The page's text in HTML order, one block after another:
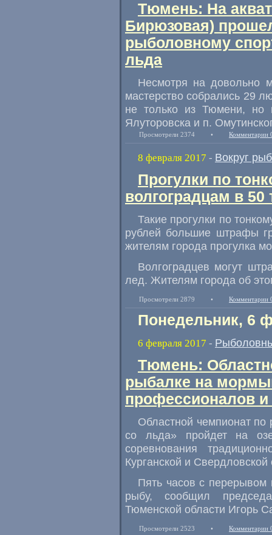
Тюмень: На
Бирюзовая)
рыболовному
льда
Несмотря на довольно
мастерство собрались 29
не только из Тюмени,
но
Ялуторовска и п.
Просмотрели 2374 • Комментарии
8 февраля 2017 - Вокруг
Прогулки по
волгоградцам в
Такие прогулки по
рублей большие штрафы
жителям города прогулка
Волгоградцев могут
лед. Жителям города об
Просмотрели 2879 • Комментарии
Понедельник, 6
6 февраля 2017 -
Тюмень:
рыбалке на
профессионалов
Областной чемпионат по
со льда» пройдет на
соревнования
Курганской и Свердловской
Пять часов с перерывом
рыбу,
сообщил
Тюменской области Игорь
Просмотрели 2523 • Комментарии